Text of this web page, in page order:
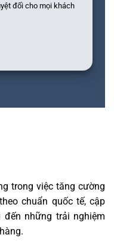
đối cho mọi khách
trong việc tăng cường
chuẩn quốc tế, cập
những trải nghiệm